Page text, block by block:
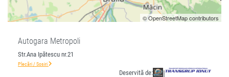
© OpenStreetMap contributors
Autogara Metropoli
Str.Ana Ipătescu nr.21
Plecări / Sosiri
Deservită de: |